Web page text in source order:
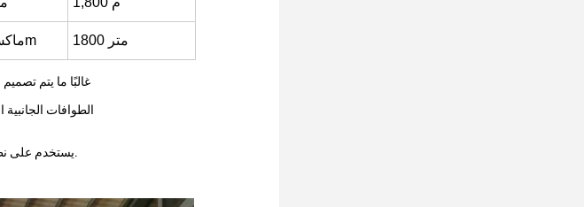
ماكس.18m 1800 متر
غالبًا ما يتم
الطوافات
يستخدم على نطاق واسع لتنظيف الطين النهري ، وإزالة البحيرات والبرك ، ومشروع التعدين ، وتنظيف الموانئ وإنتاج الرمل.